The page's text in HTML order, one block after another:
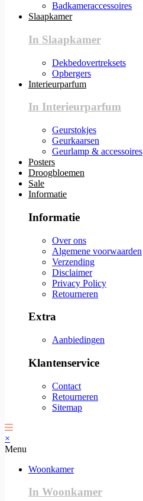
Badkameraccessoires
Slaapkamer
In Slaapkamer
Dekbedovertreksets
Opbergers
Interieurparfum
In Interieurparfum
Geurstokjes
Geurkaarsen
Geurlamp & accessoires
Posters
Droogbloemen
Sale
Informatie
Informatie
Over ons
Algemene voorwaarden
Verzending
Disclaimer
Privacy Policy
Retourneren
Extra
Aanbiedingen
Klantenservice
Contact
Retourneren
Sitemap
×
Menu
Woonkamer
In Woonkamer